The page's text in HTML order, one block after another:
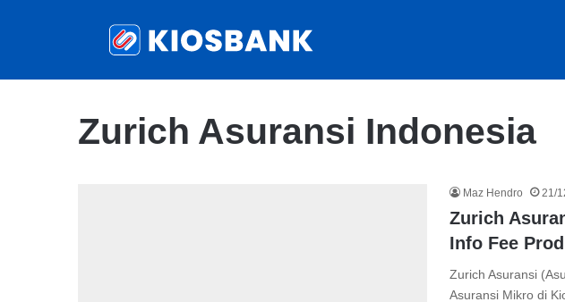
Zurich Asuransi Indonesia
Maz Hendro 21/
Zurich
Info Fee
Zurich Asuransi
Asuransi Mikro di